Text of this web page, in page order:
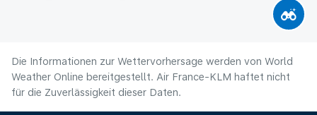
Die Informationen zur Wettervorhersage werden von World
Weather Online bereitgestellt. Air France-KLM haftet nicht
für die Zuverlässigkeit dieser Daten.